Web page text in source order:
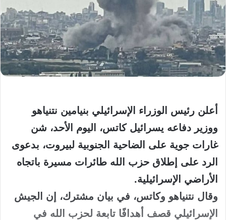
أعلن رئيس الوزراء الإسرائيلي بنيامين نتنياهو
ووزير دفاعه يسرائيل كاتس، اليوم الأحد، شن
غارات جوية على الضاحية الجنوبية لبيروت، بدعوى
الرد على إطلاق حزب الله طائرات مسيرة باتجاه
الأراضي الإسرائيلية.
وقال نتنياهو وكاتس، في بيان مشترك، إن الجيش
الإسرائيلي قصف أهدافًا تابعة لحزب الله في